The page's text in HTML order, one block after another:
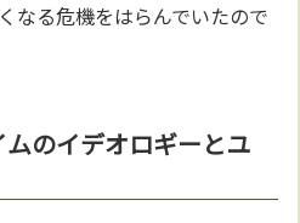
なる危機をはらんでいたので
のイデオロギーとユ